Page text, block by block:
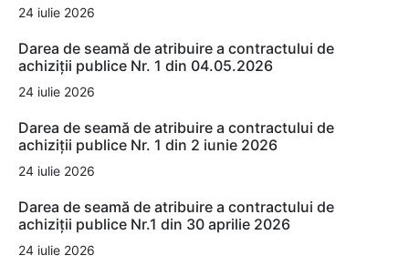
24 iulie 2026
Darea de seamă de atribuire a contractului de
achiziții publice Nr. 1 din 04.05.2026
24 iulie 2026
Darea de seamă de atribuire a contractului de
achiziții publice Nr. 1 din 2 iunie 2026
24 iulie 2026
Darea de seamă de atribuire a contractului de
achiziții publice Nr.1 din 30 aprilie 2026
24 iulie 2026